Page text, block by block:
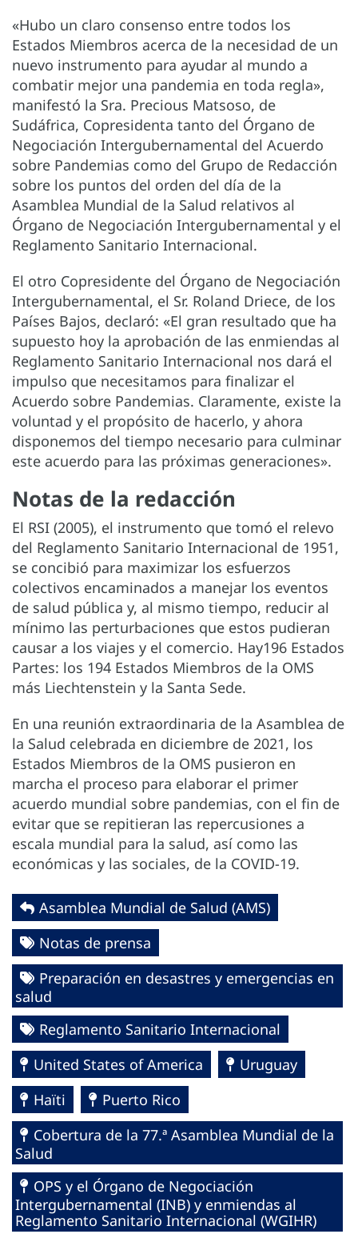
«Hubo un claro consenso entre todos los
Estados Miembros acerca de la necesidad de un
nuevo instrumento para ayudar al mundo a
combatir mejor una pandemia en toda regla»,
manifestó la Sra. Precious Matsoso, de
Sudáfrica, Copresidenta tanto del Órgano de
Negociación Intergubernamental del Acuerdo
sobre Pandemias como del Grupo de Redacción
sobre los puntos del orden del día de la
Asamblea Mundial de la Salud relativos al
Órgano de Negociación Intergubernamental y el
Reglamento Sanitario Internacional.
El otro Copresidente del Órgano de Negociación
Intergubernamental, el Sr. Roland Driece, de los
Países Bajos, declaró: «El gran resultado que ha
supuesto hoy la aprobación de las enmiendas al
Reglamento Sanitario Internacional nos dará el
impulso que necesitamos para finalizar el
Acuerdo sobre Pandemias. Claramente, existe la
voluntad y el propósito de hacerlo, y ahora
disponemos del tiempo necesario para culminar
este acuerdo para las próximas generaciones».
Notas de la redacción
El RSI (2005), el instrumento que tomó el relevo
del Reglamento Sanitario Internacional de 1951,
se concibió para maximizar los esfuerzos
colectivos encaminados a manejar los eventos
de salud pública y, al mismo tiempo, reducir al
mínimo las perturbaciones que estos pudieran
causar a los viajes y el comercio. Hay196 Estados
Partes: los 194 Estados Miembros de la OMS
más Liechtenstein y la Santa Sede.
En una reunión extraordinaria de la Asamblea de
la Salud celebrada en diciembre de 2021, los
Estados Miembros de la OMS pusieron en
marcha el proceso para elaborar el primer
acuerdo mundial sobre pandemias, con el fin de
evitar que se repitieran las repercusiones a
escala mundial para la salud, así como las
económicas y las sociales, de la COVID-19.
Asamblea Mundial de Salud (AMS)
Notas de prensa
Preparación en desastres y emergencias en
salud
Reglamento Sanitario Internacional
United States of America
Uruguay
Haïti
Puerto Rico
Cobertura de la 77.ª Asamblea Mundial de la
Salud
OPS y el Órgano de Negociación
Intergubernamental (INB) y enmiendas al
Reglamento Sanitario Internacional (WGIHR)